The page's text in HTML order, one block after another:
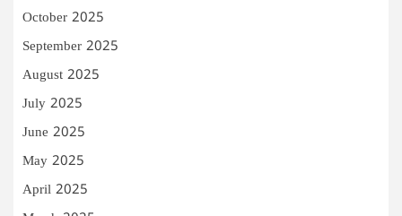
October 2025
September 2025
August 2025
July 2025
June 2025
May 2025
April 2025